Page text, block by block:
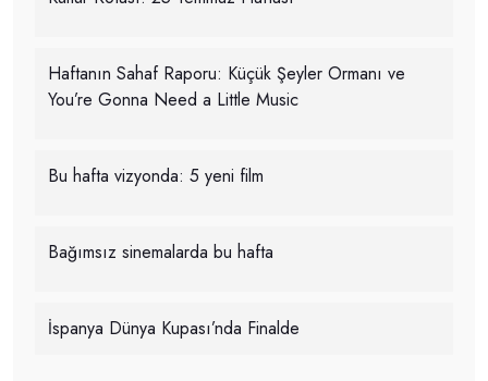
Haftanın Sahaf Raporu: Küçük Şeyler Ormanı ve
You’re Gonna Need a Little Music
Bu hafta vizyonda: 5 yeni film
Bağımsız sinemalarda bu hafta
İspanya Dünya Kupası’nda Finalde